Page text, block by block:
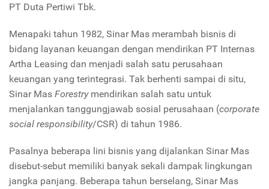
PT Duta Pertiwi Tbk.
Menapaki tahun 1982, Sinar Mas merambah bisnis di
bidang layanan keuangan dengan mendirikan PT Internas
Artha Leasing dan menjadi salah satu perusahaan
keuangan yang terintegrasi. Tak berhenti sampai di situ,
Sinar Mas Forestrymendirikan salah satu untuk
menjalankan tanggungjawab sosial perusahaan (corporate
social responsibility/CSR) di tahun 1986.
Pasalnya beberapa lini bisnis yang dijalankan Sinar Mas
disebut-sebut memiliki banyak sekali dampak lingkungan
jangka panjang. Beberapa tahun berselang, Sinar Mas